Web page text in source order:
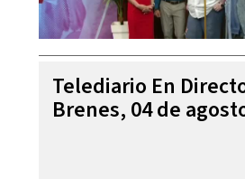
Telediario En
Brenes, 04 de